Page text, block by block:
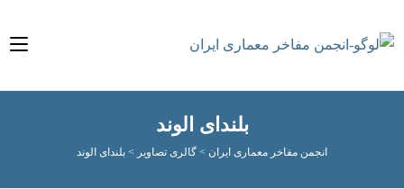
بلندای الوند
انجمن مفاخر معماری ایران > گالری تصاویر>بلندای الوند